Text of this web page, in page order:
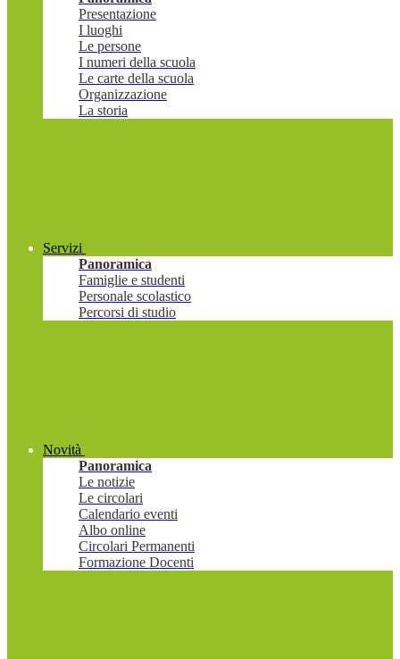
Presentazione
I luoghi
Le persone
I numeri della scuola
Le carte della scuola
Organizzazione
La storia
Servizi
Panoramica
Famiglie e studenti
Personale scolastico
Percorsi di studio
Novità
Panoramica
Le notizie
Le circolari
Calendario eventi
Albo online
Circolari Permanenti
Formazione Docenti